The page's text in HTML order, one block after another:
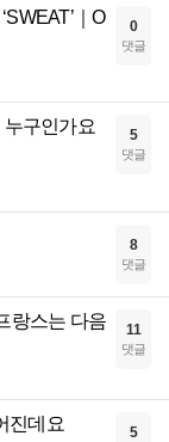
｜O
0
댓글
누구인가요 5
댓글
8
댓글
랑스는 다음
11
댓글
진데요 5